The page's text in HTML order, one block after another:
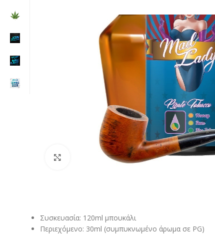
Click to enlarge
Συσκευασία: 120ml μπουκάλι
Περιεχόμενο: 30ml (συμπυκνωμένο άρωμα σε PG)